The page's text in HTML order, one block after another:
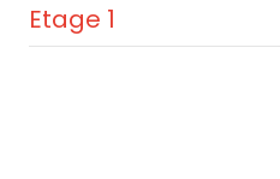
entrée
Etage 1